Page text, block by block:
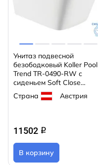
Унитаз подвесной
безободковый Koller Pool
Trend TR-0490-RW с
сиденьем Soft Close
(микролифт)
Страна Австрия
11502 q
В корзину